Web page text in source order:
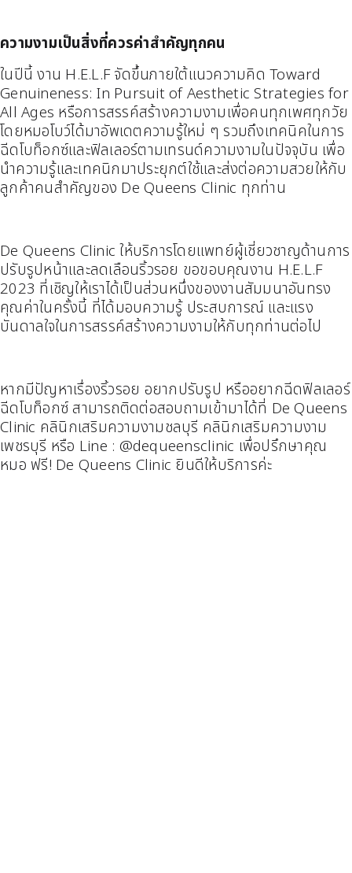
ความงามเป็นสิ่งที่ควรค่าสำคัญทุกคน
ในปีนี้ งาน H.E.L.F จัดขึ้นภายใต้แนวความคิด Toward
Genuineness: In Pursuit of Aesthetic Strategies for
All Ages หรือการสรรค์สร้างความงามเพื่อคนทุกเพศทุกวัย
โดยหมอโบว์ได้มาอัพเดตความรู้ใหม่ ๆ รวมถึงเทคนิคในการ
ฉีดโบท็อกซ์และฟิลเลอร์ตามเทรนด์ความงามในปัจจุบัน เพื่อ
นำความรู้และเทคนิกมาประยุกต์ใช้และส่งต่อความสวยให้กับ
ลูกค้าคนสำคัญของ De Queens Clinic ทุกท่าน
De Queens Clinic ให้บริการโดยแพทย์ผู้เชี่ยวชาญด้านการ
ปรับรูปหน้าและลดเลือนริ้วรอย ขอขอบคุณงาน H.E.L.F
2023 ที่เชิญให้เราได้เป็นส่วนหนึ่งของงานสัมมนาอันทรง
คุณค่าในครั้งนี้ ที่ได้มอบความรู้ ประสบการณ์ และแรง
บันดาลใจในการสรรค์สร้างความงามให้กับทุกท่านต่อไป
หากมีปัญหาเรื่องริ้วรอย อยากปรับรูป หรืออยากฉีดฟิลเลอร์
ฉีดโบท็อกซ์ สามารถติดต่อสอบถามเข้ามาได้ที่ De Queens
Clinic คลินิกเสริมความงามชลบุรี คลินิกเสริมความงาม
เพชรบุรี หรือ Line : @dequeensclinic เพื่อปรึกษาคุณ
หมอ ฟรี! De Queens Clinic ยินดีให้บริการค่ะ